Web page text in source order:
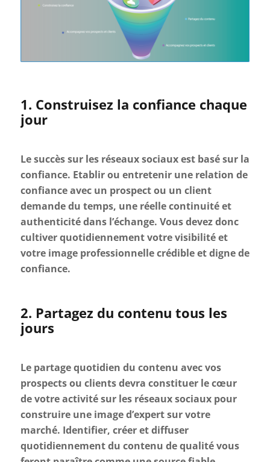
1. Construisez la confiance chaque
jour
Le succès sur les réseaux sociaux est basé sur la
confiance. Etablir ou entretenir une relation de
confiance avec un prospect ou un client
demande du temps, une réelle continuité et
authenticité dans l’échange. Vous devez donc
cultiver quotidiennement votre visibilité et
votre image professionnelle crédible et digne de
confiance.
2. Partagez du contenu tous les
jours
Le partage quotidien du contenu avec vos
prospects ou clients devra constituer le cœur
de votre activité sur les réseaux sociaux pour
construire une image d’expert sur votre
marché. Identifier, créer et diffuser
quotidiennement du contenu de qualité vous